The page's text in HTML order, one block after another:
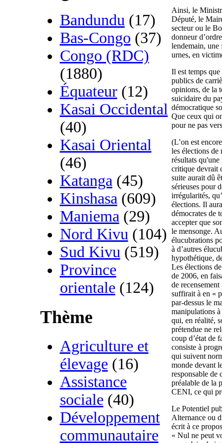
Bandundu(17)
Bas-Congo (37)
Congo (RDC)
(1880)
Équateur(12)
Kasai Occidental
(40)
Kasai Oriental
(46)
Katanga(45)
Kinshasa(609)
Maniema(29)
Nord Kivu(104)
Sud Kivu(519)
Province
orientale (124)
Thème
Agriculture et
élevage (16)
Assistance
sociale (40)
Développement
communautaire
Ainsi, le
Député, le
secteur ou le
donneur
lendemain, une
urnes, en
Il est temps
publics de
opinions, de la
suicidaire du
démocratique
Que ceux qui
pour ne pas
(L’on est
les élections de
résultats qu'une
critique devrait
suite aurait dû
sérieuses pour
irrégularités,
élections. Il
démocrates de
accepter que
le mensonge.
élucubrations
à d’autres
hypothétique,
Les élections
de 2006, en
de
suffirait à en «
par-dessus le
manipulations
qui, en réalité,
prétendue ne
coup d’état de
consiste à
qui suivent
monde devant
responsable de
préalable de la
CENI, ce qui
Le Potentiel
Alternance ou
écrit à ce
« Nul ne peut